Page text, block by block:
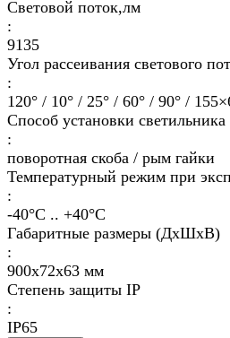
Световой поток,лм
:
9135
Угол рассеивания светового
:
120° / 10° / 25° / 60° / 90° /
Способ установки светильника
:
поворотная скоба / рым гайки
Температурный режим при
:
-40°С .. +40°C
Габаритные размеры (ДхШхВ)
:
900х72х63 мм
Степень защиты IP
:
IP65